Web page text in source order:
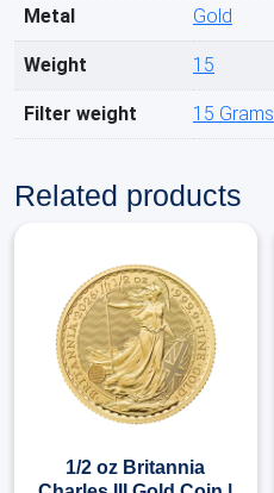
Metal Gold
Weight 15
Filter weight 15 Grams
Related products
1/2 oz Britannia